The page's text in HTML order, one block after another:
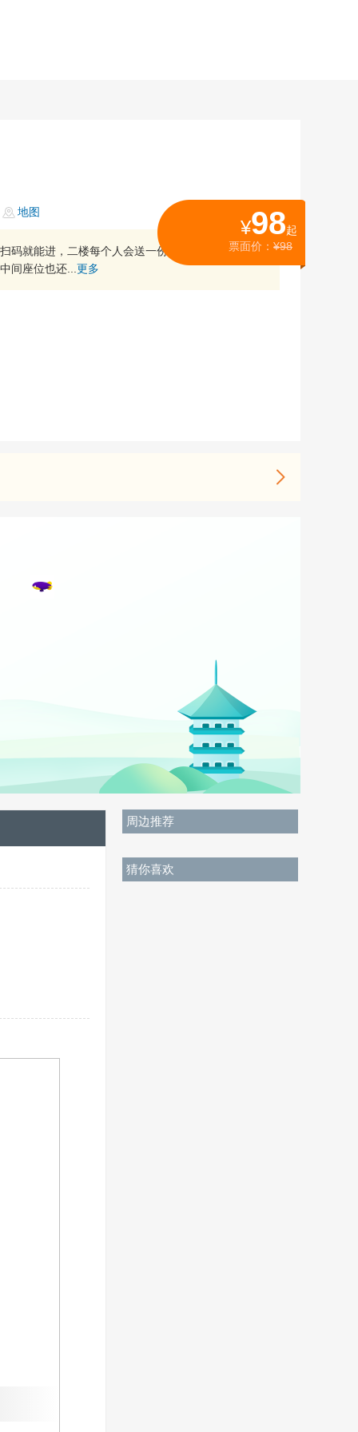
地图
码就能进，二楼每个人会送一份小零食，夜景很漂
间座位也还... 更多
¥98起
票面价： ¥98
周边推荐
猜你喜欢